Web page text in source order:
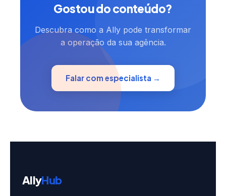
Gostou do conteúdo?
Descubra como a Ally pode transformar
a operação da sua agência.
Falar com especialista →
AllyHub